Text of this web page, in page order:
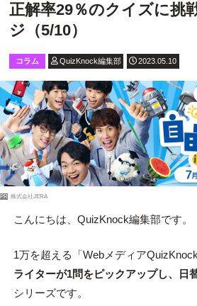
正解率29％のクイズに挑
ジ（5/10）
コラム QuizKnock編集部 2023.05.10
PR 株式会社JERA
こんにちは、QuizKnock編集部です。
1万を超える「Webメディア
ライターが1問をピックアップし、日
シリーズです。